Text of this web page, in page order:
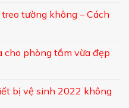
tường không – Cách
cho phòng tắm vừa đẹp
bị vệ sinh 2022 không